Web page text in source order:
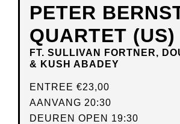
PETER
QUARTET (US)
FT. SULLIVAN FORTNER,
& KUSH ABADEY
ENTREE €23,00
AANVANG 20:30
DEUREN OPEN 19:30